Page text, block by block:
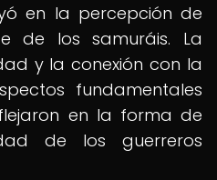
en la percepción de
de los samuráis. La
y la conexión con la
fundamentales
en la forma de
de los guerreros